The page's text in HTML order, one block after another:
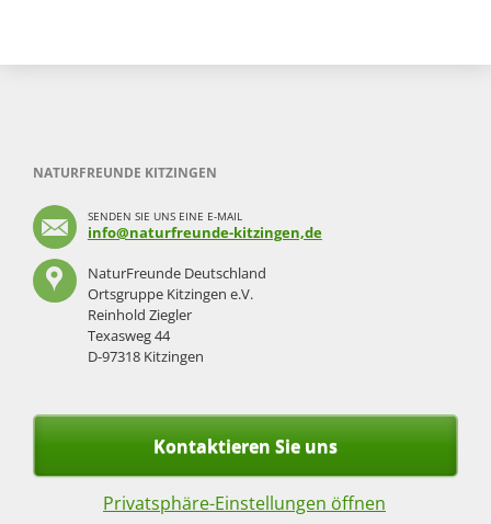
NATURFREUNDE KITZINGEN
SENDEN SIE UNS EINE E-MAIL
info@naturfreunde-kitzingen,de
NaturFreunde Deutschland
Ortsgruppe Kitzingen e.V.
Reinhold Ziegler
Texasweg 44
D-97318 Kitzingen
Kontaktieren Sie uns
Privatsphäre-Einstellungen öffnen